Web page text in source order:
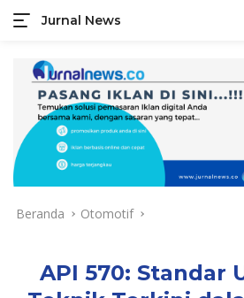
konten
Jurnal News
Jendela
Rakyat
Beranda Otomotif
API 570: Standar